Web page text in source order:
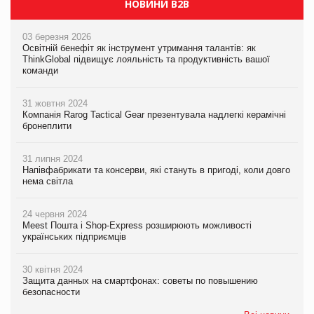
НОВИНИ B2B
03 березня 2026
Освітній бенефіт як інструмент утримання талантів: як
ThinkGlobal підвищує лояльність та продуктивність вашої
команди
31 жовтня 2024
Компанія Rarog Tactical Gear презентувала надлегкі керамічні
бронеплити
31 липня 2024
Напівфабрикати та консерви, які стануть в пригоді, коли довго
нема світла
24 червня 2024
Meest Пошта і Shop-Express розширюють можливості
українських підприємців
30 квітня 2024
Защита данных на смартфонах: советы по повышению
безопасности